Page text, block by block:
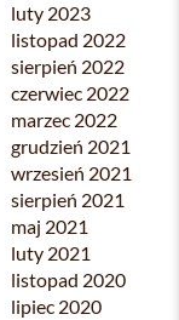
luty 2023
listopad 2022
sierpień 2022
czerwiec 2022
marzec 2022
grudzień 2021
wrzesień 2021
sierpień 2021
maj 2021
luty 2021
listopad 2020
lipiec 2020